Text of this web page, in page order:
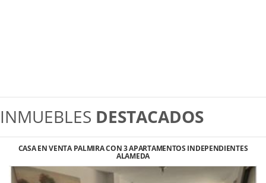
INMUEBLES DESTACADOS
CASA EN VENTA PALMIRA CON 3 APARTAMENTOS INDEPENDIENTES
ALAMEDA